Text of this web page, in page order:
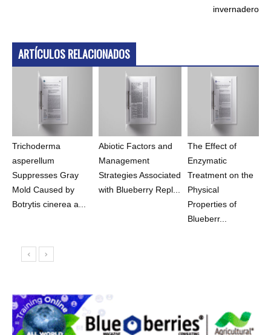
invernadero
ARTÍCULOS RELACIONADOS
Trichoderma
asperellum
Suppresses Gray
Mold Caused by
Botrytis cinerea a...
Abiotic Factors and
Management
Strategies Associated
with Blueberry Repl...
The Effect of
Enzymatic
Treatment on the
Physical
Properties of
Blueberr...